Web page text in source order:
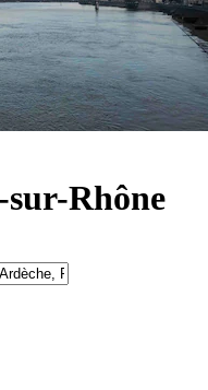
Rhône